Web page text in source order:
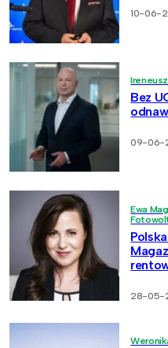
10-06-
Ireneusz
Bez
09-06-
Ewa
28-05-